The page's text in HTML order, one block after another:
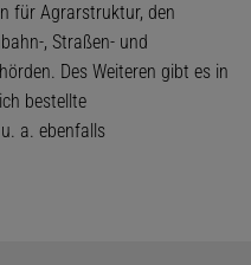
für Agrarstruktur, den
, Straßen- und
Des Weiteren gibt es in
bestellte
a. ebenfalls